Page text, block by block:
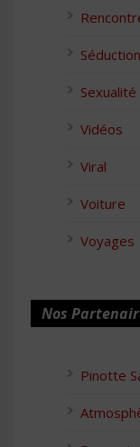
Séduction
Sexualité
Vidéos
Viral
Voiture
Voyages
Nos
Pinotte